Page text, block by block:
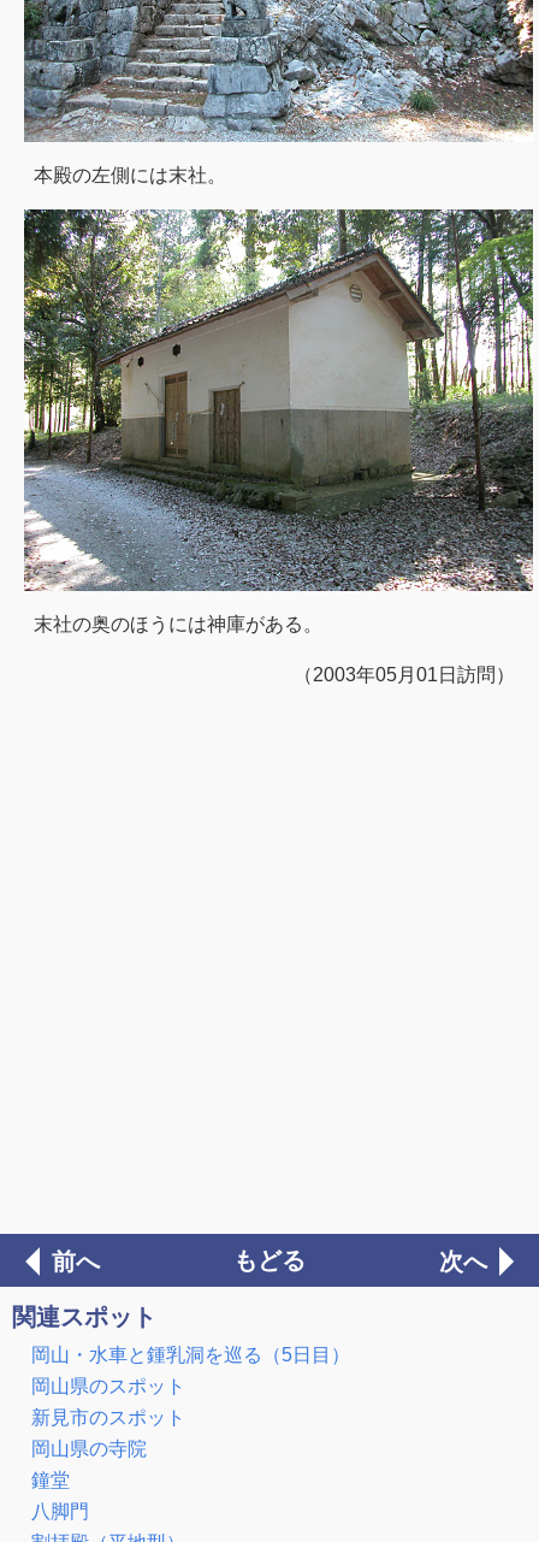
本殿の左側には末社。
末社の奥のほうには神庫がある。
（2003年05月01日訪問）
前へ もどる 次へ
関連スポット
岡山・水車と鍾乳洞を巡る（5日目）
岡山県のスポット
新見市のスポット
岡山県の寺院
鐘堂
八脚門